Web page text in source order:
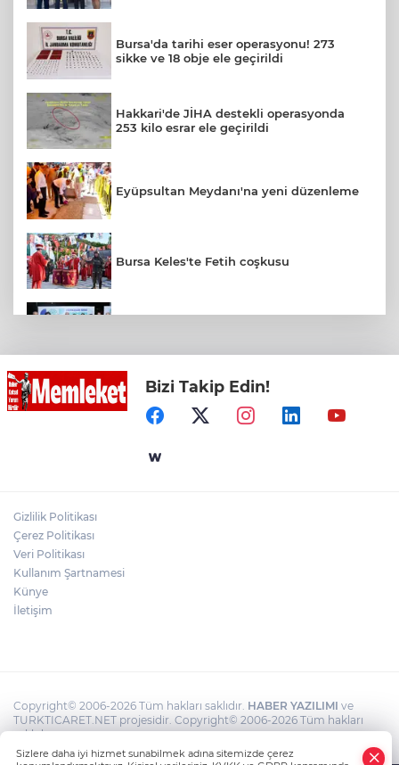
Bursa'da tarihi eser operasyonu! 273
sikke ve 18 obje ele geçirildi
Hakkari'de JİHA destekli operasyonda
253 kilo esrar ele geçirildi
Eyüpsultan Meydanı'na yeni düzenleme
Bursa Keles'te Fetih coşkusu
Muhtarlardan makarna yarışı
VakıfBank’ın aktif büyüklüğü yıllık bazda
Bizi Takip Edin!
Gizlilik Politikası
Çerez Politikası
Veri Politikası
Kullanım Şartnamesi
Künye
İletişim
Copyright© 2006-2026 Tüm hakları saklıdır. HABER YAZILIMI ve
TURKTICARET.NET projesidir. Copyright© 2006-2026 Tüm hakları
saklıdır.
Sizlere daha iyi hizmet sunabilmek adına sitemizde çerez